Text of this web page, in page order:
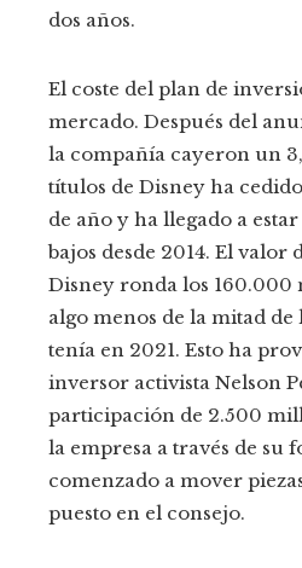
dos años.
El coste del plan de
mercado. Después del
la compañía cayeron un
títulos de Disney ha
de año y ha llegado a
bajos desde 2014. El valor
Disney ronda los 160.000
algo menos de la mitad
tenía en 2021. Esto ha
inversor activista Nelson
participación de 2.500
la empresa a través de su
comenzado a mover
puesto en el consejo.